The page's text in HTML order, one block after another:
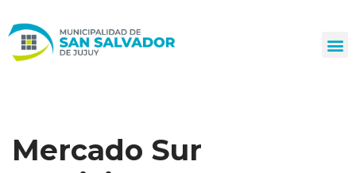
al
Mercado Sur